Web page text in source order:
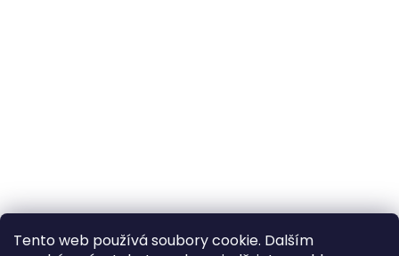
Tento web používá soubory cookie. Dalším